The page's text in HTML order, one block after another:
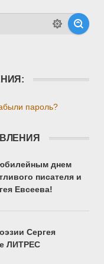
пароль?
днем
писателя и
Евсеева!
Сергея
ЛИТРЕС